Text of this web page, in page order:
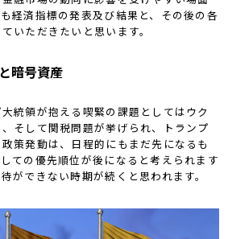
経済指標の発表及び結果と、その後の各
いただきたいと思います。
暗号資産
統領が抱える喫緊の課題としてはウク
そして関税問題が挙げられ、トランプ
策発動は、日程的にもまだ先になるも
ての優先順位が後になると考えられます
ができない時期が続くと思われます。